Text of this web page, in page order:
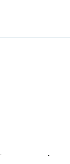
ocenę
za